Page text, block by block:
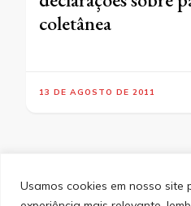
Usamos cookies em nosso site
coletânea
13 DE AGOSTO DE 2011